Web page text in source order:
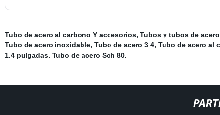
Tubo de acero al carbono Y accesorios, Tubos y tubos de acero
Tubo de acero inoxidable, Tubo de acero 3 4, Tubo de acero al
1,4 pulgadas, Tubo de acero Sch 80,